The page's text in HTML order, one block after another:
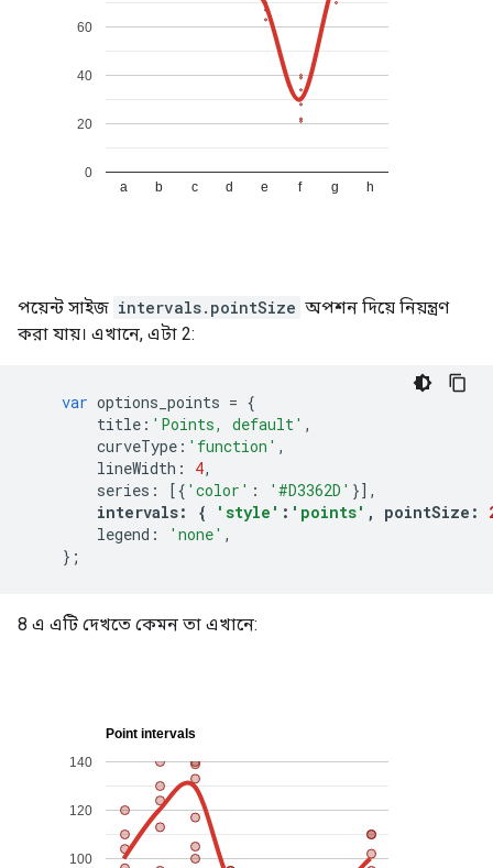
পয়েন্ট সাইজ intervals.pointSize অপশন দিয়ে নিয়ন্ত্রণ
করা যায়। এখানে, এটা 2:
var options_points = {
title : 'Points, default' ,
curveType : 'function' ,
lineWidth : 4,
series : [{ 'color' : '#D3362D' }],
intervals: { 'style' : 'points' , pointSize :
legend : 'none' ,
};
8 এ এটি দেখতে কেমন তা এখানে: